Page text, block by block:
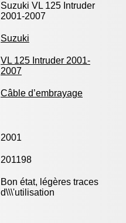
Suzuki VL 125 Intruder
2001-2007
Suzuki
VL 125 Intruder 2001-
2007
Câble d’embrayage
2001
201198
Bon état, légères traces
d\\\'utilisation